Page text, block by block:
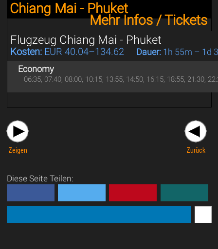
Chiang Mai - Phuket
Mehr Infos / Tickets
Flugzeug Chiang Mai - Phuket
Kosten:EUR 40.04–134.62 Dauer:1h 55m – 1d
Economy
06:35, 07:40, 08:00, 10:15, 13:55, 14:50, 16:15, 18:55, 21:30,
Zeigen Zurück
Diese Seite Teilen: